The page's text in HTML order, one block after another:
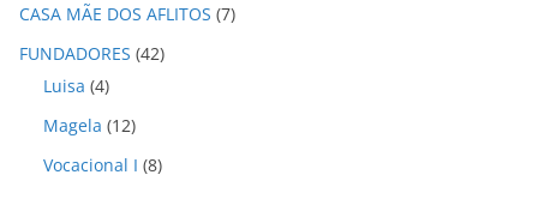
v
o
CASA MÃE DOS AFLITOS (7)
FUNDADORES (42)
Luisa (4)
Magela (12)
Vocacional I (8)